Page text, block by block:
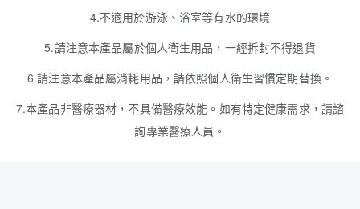
4.不適用於游泳、浴室等有水的環境
5.請注意本產品屬於個人衛生用品，一經拆封不得退貨
6.請注意本產品屬消耗用品，請依照個人衛生習慣定期替換。
7.本產品非醫療器材，不具備醫療效能。如有特定健康需求，請諮
詢專業醫療人員。